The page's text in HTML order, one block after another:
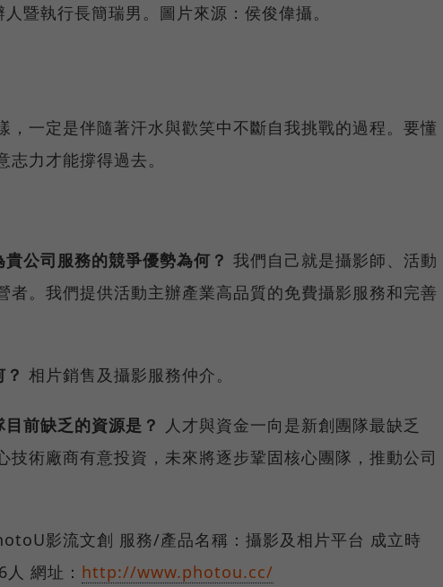
暨執行長簡瑞男。圖片來源：侯俊偉攝。
，一定是伴隨著汗水與歡笑中不斷自我挑戰的過程。要懂
力才能撐得過去。
公司服務的競爭優勢為何？ 我們自己就是攝影師、活動
者。我們提供活動主辦產業高品質的免費攝影服務和完善
相片銷售及攝影服務仲介。
前缺乏的資源是？ 人才與資金一向是新創團隊最缺乏
技術廠商有意投資，未來將逐步鞏固核心團隊，推動公司
影流文創 服務/產品名稱：攝影及相片平台 成立時
網址： http://www.photou.cc/